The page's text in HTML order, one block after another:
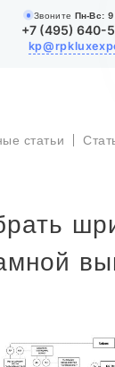
Звоните Пн-Вс: 9
+7 (495) 640-
статьи